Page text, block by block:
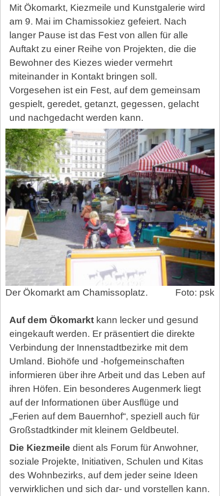
Mit Ökomarkt, Kiezmeile und Kunstgalerie wird
am 9. Mai im Chamissokiez gefeiert. Nach
langer Pause ist das Fest von allen für alle
Auftakt zu einer Reihe von Projekten, die die
Bewohner des Kiezes wieder vermehrt
miteinander in Kontakt bringen soll.
Vorgesehen ist ein Fest, auf dem gemeinsam
gespielt, geredet, getanzt, gegessen, gelacht
und nachgedacht werden kann.
Der Ökomarkt am Chamissoplatz. Foto: psk
Auf dem Ökomarktkann lecker und gesund
eingekauft werden. Er präsentiert die direkte
Verbindung der Innenstadtbezirke mit dem
Umland. Biohöfe und -hofgemeinschaften
informieren über ihre Arbeit und das Leben auf
ihren Höfen. Ein besonderes Augenmerk liegt
auf der Informationen über Ausflüge und
„Ferien auf dem Bauernhof“, speziell auch für
Großstadtkinder mit kleinem Geldbeutel.
Die Kiezmeile dient als Forum für Anwohner,
soziale Projekte, Initiativen, Schulen und Kitas
des Wohnbezirks, auf dem jeder seine Ideen
verwirklichen und sich dar- und vorstellen kann.